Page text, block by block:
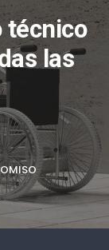
técnico
las